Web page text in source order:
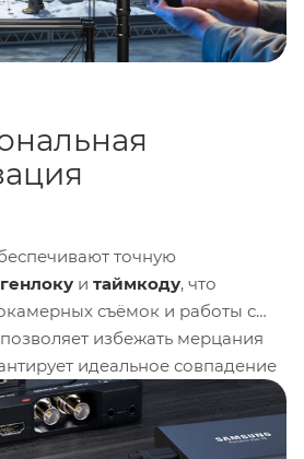
точную
генлоку и таймкоду, что
съёмок и работы с
избежать мерцания
идеальное совпадение
в программах вроде
компрессор 76 Compressor с
добавляет punch вокалу и